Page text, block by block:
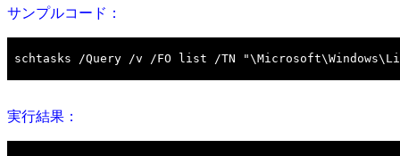
サンプルコード：
実行結果：